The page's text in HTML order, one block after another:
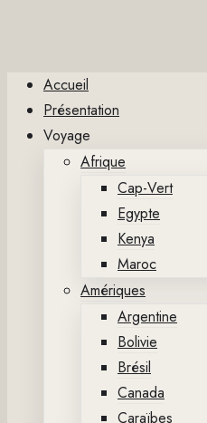
Accueil
Présentation
Voyage
Afrique
Cap-Vert
Egypte
Kenya
Maroc
Amériques
Argentine
Bolivie
Brésil
Canada
Caraïbes